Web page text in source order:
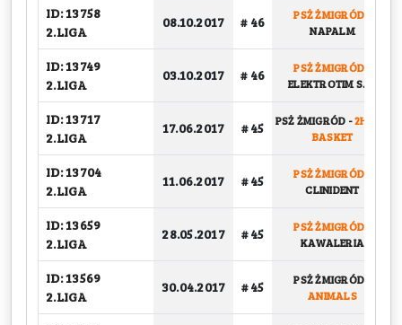
ID: 13758
2.LIGA
08.10.2017 # 46 PSŻ ŻMIGRÓD
NAPALM
ID: 13749
2.LIGA
03.10.2017 # 46 PSŻ ŻMIGRÓD
ELEKTROTIM S.A.
ID: 13717
2.LIGA
17.06.2017 # 45 PSŻ ŻMIGRÓD -2HILLS
BASKET
ID: 13704
2.LIGA
11.06.2017 # 45 PSŻ ŻMIGRÓD
CLINIDENT
ID: 13659
2.LIGA
28.05.2017 # 45 PSŻ ŻMIGRÓD
KAWALERIA
ID: 13569
2.LIGA
30.04.2017 # 45 PSŻ ŻMIGRÓD
ANIMALS